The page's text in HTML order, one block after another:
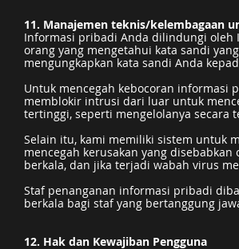
11. Manajemen teknis/kelembagaan
Informasi pribadi Anda dilindungi oleh
orang yang mengetahui kata sandi
mengungkapkan kata sandi Anda
Untuk mencegah kebocoran informasi
memblokir intrusi dari luar untuk
tertinggi, seperti mengelolanya secara
Selain itu, kami memiliki sistem untuk
mencegah kerusakan yang
berkala, dan jika terjadi wabah virus
Staf penanganan informasi pribadi
berkala bagi staf yang bertanggung
12. Hak dan Kewajiban Pengguna